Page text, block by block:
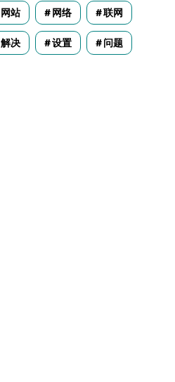
网站 网络 联网
解决 设置 问题